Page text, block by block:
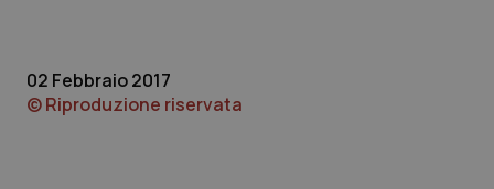
Toscana
Obesità
02 Febbraio 2017
© Riproduzione riservata